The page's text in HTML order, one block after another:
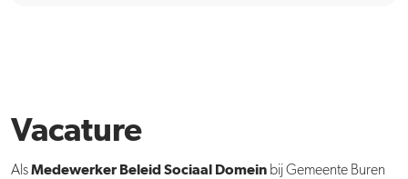
Vacature
AlsMedewerker Beleid Sociaal Domein bij Gemeente Buren